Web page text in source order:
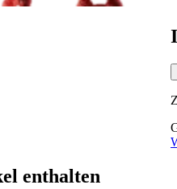
enthalten